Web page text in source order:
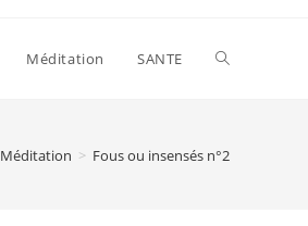
Méditation SANTE
Méditation > Fous ou insensés n°2